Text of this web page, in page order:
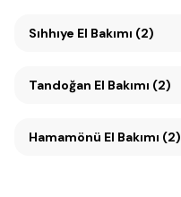
Sıhhıye El Bakımı (2)
Tandoğan El Bakımı (2)
Hamamönü El Bakımı (2)